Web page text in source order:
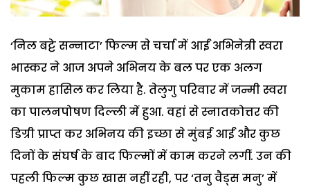
‘निल बट्टे सन्नाटा’ फिल्म से चर्चा में आईं अभिनेत्री स्वरा
भास्कर ने आज अपने अभिनय के बल पर एक अलग
मुकाम हासिल कर लिया है. तेलुगु परिवार में जन्मी स्वरा
का पालनपोषण दिल्ली में हुआ. वहां से स्नातकोत्तर की
डिग्री प्राप्त कर अभिनय की इच्छा से मुंबई आईं और कुछ
दिनों के संघर्ष के बाद फिल्मों में काम करने लगीं. उन की
पहली फिल्म कुछ खास नहीं रही, पर ‘तनु वैड्स मनु’ में